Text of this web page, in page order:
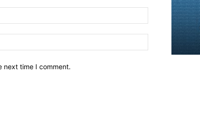
next time I comment.